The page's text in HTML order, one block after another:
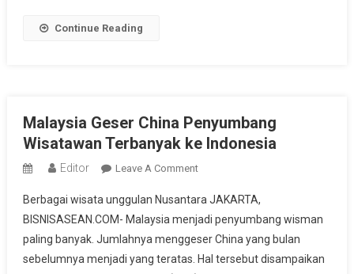
Continue Reading
Malaysia Geser China Penyumbang
Wisatawan Terbanyak ke Indonesia
Editor Leave A CommentOn
Geser
China
Penyumbang
Wisatawan
Berbagai wisata unggulan Nusantara JAKARTA,
BISNISASEAN.COM- Malaysia menjadi penyumbang wisman
paling banyak. Jumlahnya menggeser China yang bulan
sebelumnya menjadi yang teratas. Hal tersebut disampaikan